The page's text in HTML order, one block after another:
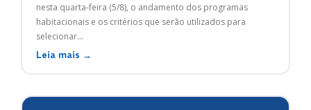
nesta quarta-feira (5/8), o andamento dos programas
habitacionais e os critérios que serão utilizados para
selecionar...
Leia mais →